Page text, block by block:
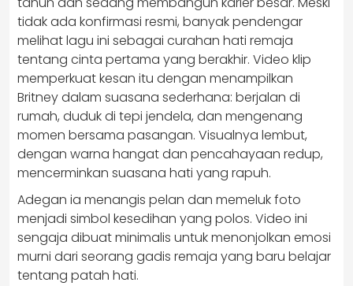
tidak ada konfirmasi resmi, banyak pendengar
melihat lagu ini sebagai curahan hati remaja
tentang cinta pertama yang berakhir. Video klip
memperkuat kesan itu dengan menampilkan
Britney dalam suasana sederhana: berjalan di
rumah, duduk di tepi jendela, dan mengenang
momen bersama pasangan. Visualnya lembut,
dengan warna hangat dan pencahayaan redup,
mencerminkan suasana hati yang rapuh.
Adegan ia menangis pelan dan memeluk foto
menjadi simbol kesedihan yang polos. Video ini
sengaja dibuat minimalis untuk menonjolkan emosi
murni dari seorang gadis remaja yang baru belajar
tentang patah hati.